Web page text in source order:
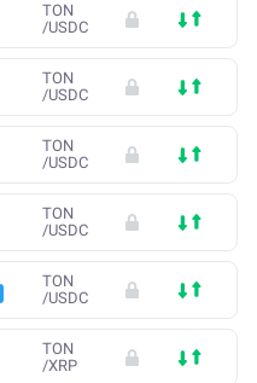
TON
/USDC
TON
/USDC
TON
/USDC
TON
/USDC
TON
/USDC
TON
/XRP